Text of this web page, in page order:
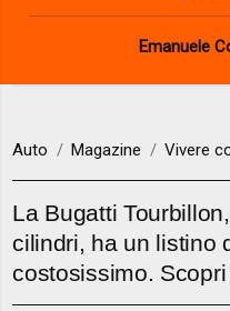
Emanuele
Auto Magazine Vivere
La Bugatti
cilindri, ha un listino
costosissimo.